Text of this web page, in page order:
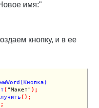
имя:"
кнопку, и в ее
( "Макет" ) ;
( ) ;
;